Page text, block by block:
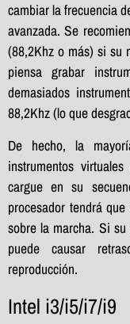
cambiar la frecuencia
avanzada. Se
(88,2Khz o más) si su
piensa grabar
demasiados
88,2Khz (lo que
De hecho, la
instrumentos
cargue en su
procesador tendrá
sobre la marcha. Si
puede causar
reproducción.
Intel i3/i5/i7/i9